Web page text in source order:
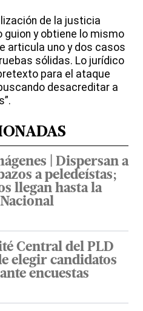
de la justicia
y obtiene lo mismo
articula uno y dos casos
sólidas. Lo jurídico
para el ataque
desacreditar a
| Dispersan a
a peledeístas;
llegan hasta la
Central del PLD
elegir candidatos
encuestas